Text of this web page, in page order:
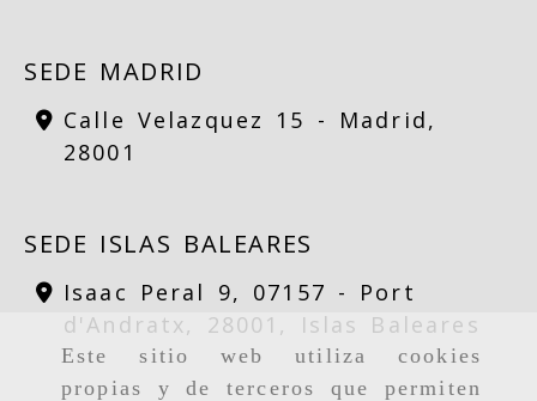
Este sitio web utiliza cookies
propias y de terceros que permiten
SEDE MADRID
Calle Velazquez 15 - Madrid,
28001
SEDE ISLAS BALEARES
Isaac Peral 9, 07157 - Port
d'Andratx, 28001, Islas Baleares